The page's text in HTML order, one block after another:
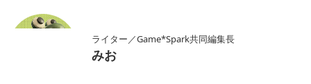
ライター／Game*Spark共同編集長
みお